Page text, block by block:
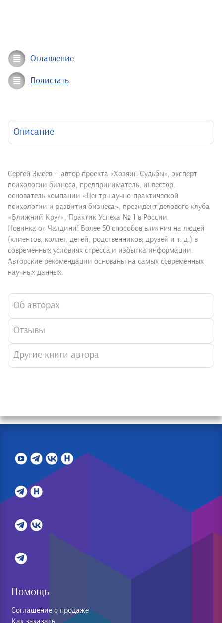
Оглавление
Полистать
Описание
Сергей Змеев — автор проекта «Хозяин Судьбы», эксперт
психологии бизнеса, предприниматель, инвестор,
основатель компании «Центр научно-практической
психологии и развития бизнеса», президент делового клуба
«Ближний Круг», Практик Успеха № 1 в России.
Новинка от Чалдини! Более 50 способов влияния на людей
(клиентов, коллег, детей, родственников, друзей и т. д.) в
современных условиях стресса и избытка информации.
Авторские рекомендации основаны на самых современных
научных данных.
Об авторах
Отзывы
Другие книги автора
Помощь
Соглашение о продаже